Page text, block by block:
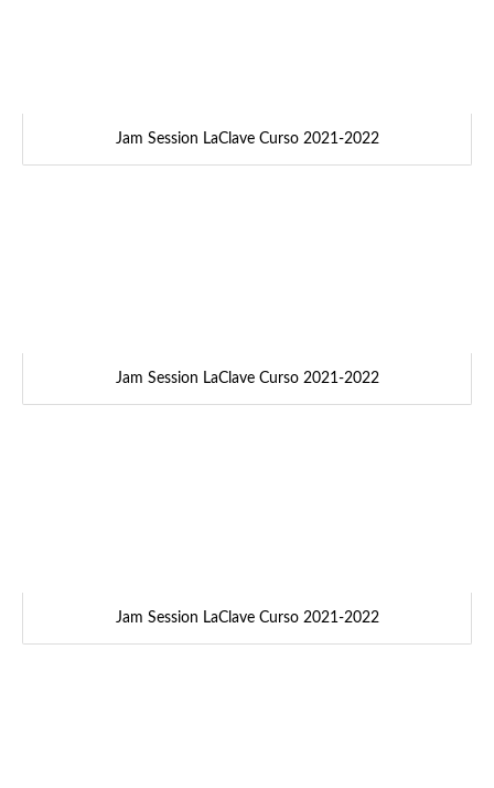
Jam Session LaClave Curso 2021-2022
Jam Session LaClave Curso 2021-2022
Jam Session LaClave Curso 2021-2022